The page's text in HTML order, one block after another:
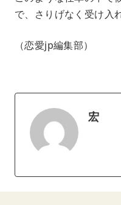
で、さりげなく受け入
（恋愛jp編集部）
宏